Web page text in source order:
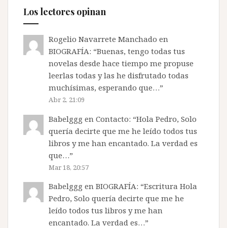
Los lectores opinan
Rogelio Navarrete Manchado en
BIOGRAFÍA: “Buenas, tengo todas tus
novelas desde hace tiempo me propuse
leerlas todas y las he disfrutado todas
muchísimas, esperando que…”
Abr 2, 21:09
Babelggg en Contacto: “Hola Pedro, Solo
quería decirte que me he leído todos tus
libros y me han encantado. La verdad es
que…”
Mar 18, 20:57
Babelggg en BIOGRAFÍA: “Escritura Hola
Pedro, Solo quería decirte que me he
leído todos tus libros y me han
encantado. La verdad es…”